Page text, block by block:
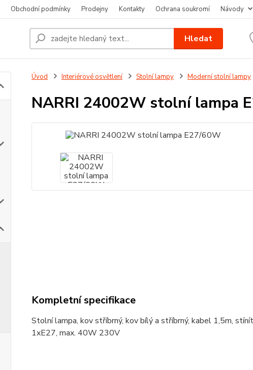
Obchodní podmínky Prodejny Kontakty Ochrana soukromí Návody
Hledat
Úvod Interiérové osvětlení Stolní lampy Moderní stolní lampy
NARRI 24002W stolní lampa
Kompletní specifikace
Stolní lampa, kov stříbrný, kov bílý a stříbrný, kabel 1,5m,
1xE27, max. 40W 230V